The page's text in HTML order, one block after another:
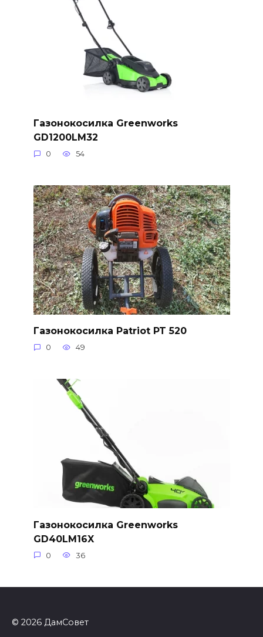
Газонокосилка Greenworks
GD1200LM32
0 54
Газонокосилка Patriot PT 520
0 49
Газонокосилка Greenworks
GD40LM16X
0 36
© 2026 ДамСовет